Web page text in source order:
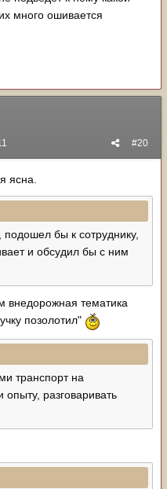
много ошивается
#20
ясна.
подошел бы к сотруднику,
и обсудил бы с ним
внедорожная тематика
позолотил"
транспорт на
разговаривать